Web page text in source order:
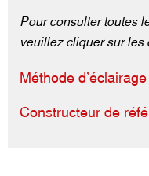
Pour consulter toutes
veuillez cliquer sur les
Méthode d’éclairage
Constructeur de